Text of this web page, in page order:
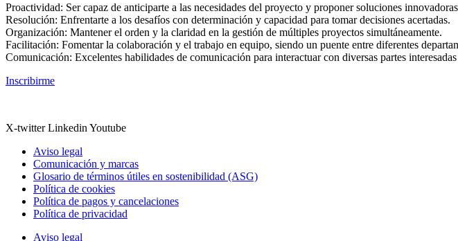
Proactividad: Ser capaz de anticiparte a las necesidades del proyecto y proponer soluciones
Resolución: Enfrentarte a los desafíos con determinación y capacidad para tomar decisiones acertadas.
Organización: Mantener el orden y la claridad en la gestión de múltiples proyectos simultáneamente.
Facilitación: Fomentar la colaboración y el trabajo en equipo, siendo un puente entre diferentes
Comunicación: Excelentes habilidades de comunicación para interactuar con diversas partes
Inscribirme
X-twitter Linkedin Youtube
Aviso legal
Comunicación y marcas
Glosario de términos útiles en sostenibilidad (ASG)
Política de cookies
Política de pagos y cancelaciones
Política de privacidad
Aviso legal